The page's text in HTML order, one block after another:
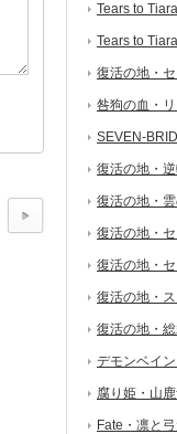
Tears to
Tears to
復活の地・
咎狗の血・
SEVEN-
復活の地・
復活の地・
復活の地・
復活の地・
復活の地・
復活の地・
デモンベイ
腐り姫・山
Fate・凛と